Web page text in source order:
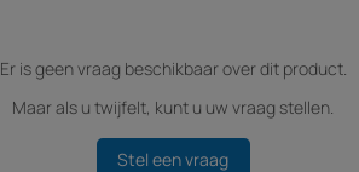
Er is geen vraag beschikbaar over dit product.
Maar als u twijfelt, kunt u uw vraag stellen.
Stel een vraag